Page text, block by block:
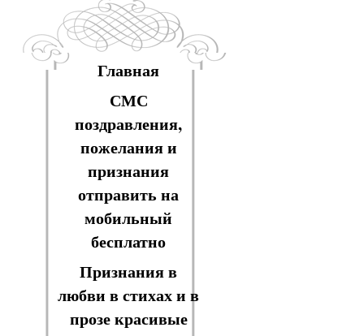
Главная
СМС
поздравления,
пожелания и
признания
отправить на
мобильный
бесплатно
Признания в
любви в стихах и в
прозе красивые